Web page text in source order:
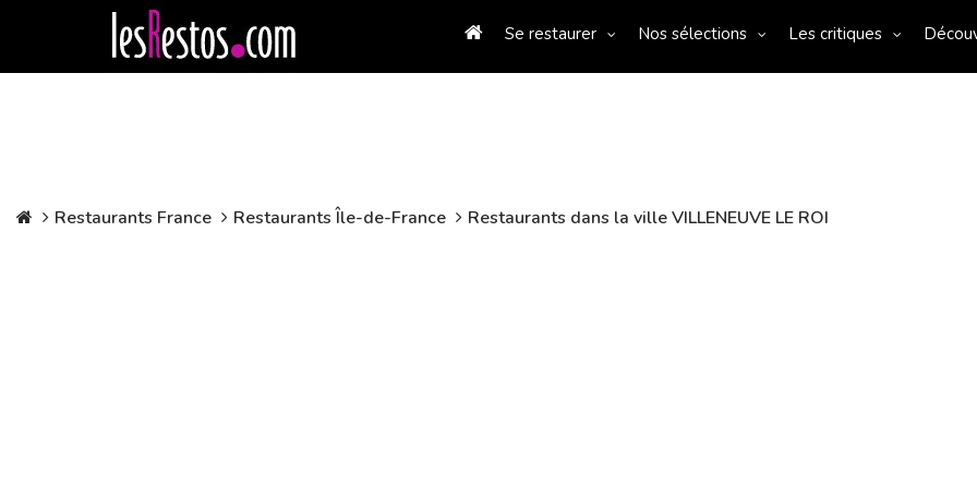
Se restaurer Nos sélections Les critiques
Restaurants France Restaurants Île-de-France Restaurants dans la ville VILLENEUVE LE ROI